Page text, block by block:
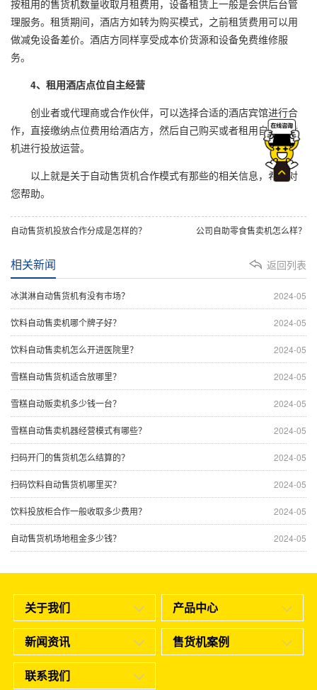
按租用的售货机数量收取月租费用，设备租赁上一般是会供后台管
理服务。租赁期间，酒店方如转为购买模式，之前租赁费用可以用
做减免设备差价。酒店方同样享受成本价货源和设备免费维修服
务。
4、租用酒店点位自主经营
创业者或代理商或合作伙伴，可以选择合适的酒店宾馆进行合
作，直接缴纳点位费用给酒店方，然后自己购买或者租用自动售货
机进行投放运营。
以上就是关于自动售货机合作模式有那些的相关信息，希望对
您帮助。
自动售货机投放合作分成是怎样的？ 公司自助零食售卖机怎么样？
返回列表
相关新闻
2024-05
冰淇淋自动售货机有没有市场？
2024-05
饮料自动售卖机哪个牌子好？
2024-05
饮料自动售卖机怎么开进医院里？
2024-05
雪糕自动售货机适合放哪里？
2024-05
雪糕自动贩卖机多少钱一台？
2024-05
雪糕自动售卖机器经营模式有哪些？
2024-05
扫码开门的售货机怎么结算的？
2024-05
扫码饮料自动售货机哪里买？
2024-05
饮料投放柜合作一般收取多少费用？
2024-05
自动售货机场地租金多少钱？
关于我们 产品中心
新闻资讯 售货机案例
联系我们